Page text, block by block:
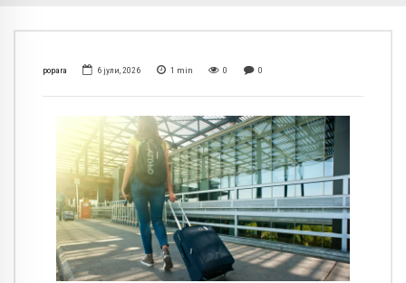
popara 6 јули, 2026 1 min 0 0